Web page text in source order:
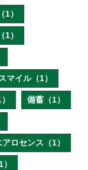
1）
）
マイル（1）
備蓄（1）
アロセンス（1）